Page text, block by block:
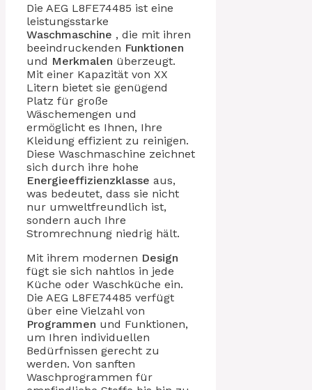
Die AEG L8FE74485 ist eine
leistungsstarke
Waschmaschine , die mit ihren
beeindruckenden Funktionen
und Merkmalen überzeugt.
Mit einer Kapazität von XX
Litern bietet sie genügend
Platz für große
Wäschemengen und
ermöglicht es Ihnen, Ihre
Kleidung effizient zu reinigen.
Diese Waschmaschine zeichnet
sich durch ihre hohe
Energieeffizienzklasse aus,
was bedeutet, dass sie nicht
nur umweltfreundlich ist,
sondern auch Ihre
Stromrechnung niedrig hält.
Mit ihrem modernen Design
fügt sie sich nahtlos in jede
Küche oder Waschküche ein.
Die AEG L8FE74485 verfügt
über eine Vielzahl von
Programmen und Funktionen,
um Ihren individuellen
Bedürfnissen gerecht zu
werden. Von sanften
Waschprogrammen für